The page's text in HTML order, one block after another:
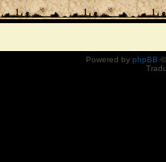
Powered by phpBB